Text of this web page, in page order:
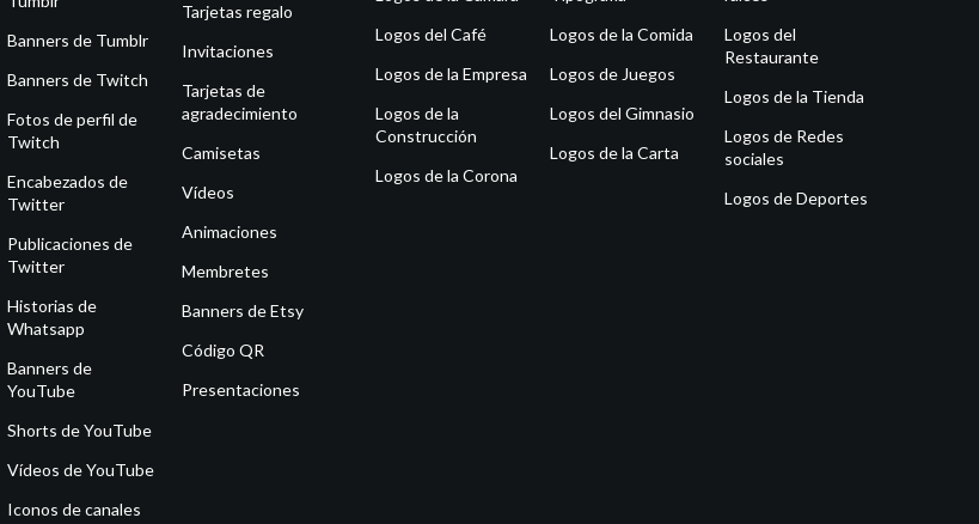
Banners de Tumblr
Banners de Twitch
Fotos de perfil de
Twitch
Encabezados de
Twitter
Publicaciones de
Twitter
Historias de
Whatsapp
Banners de
YouTube
Shorts de YouTube
Vídeos de YouTube
Iconos de canales
Tarjetas regalo
Invitaciones
Tarjetas de
agradecimiento
Camisetas
Vídeos
Animaciones
Membretes
Banners de Etsy
Código QR
Presentaciones
Logos del Café
Logos de la Empresa
Logos de la
Construcción
Logos de la Corona
Logos de la Comida
Logos de Juegos
Logos del Gimnasio
Logos de la Carta
Logos del
Restaurante
Logos de la Tienda
Logos de Redes
sociales
Logos de Deportes